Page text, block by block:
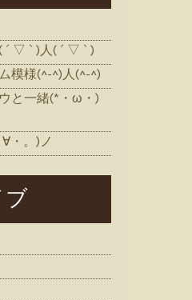
´ ▽ ` )人( ´ ▽ ` )
模様(^-^)人(^-^)
と一緒(*・ω・)
・。)ノ
ブ